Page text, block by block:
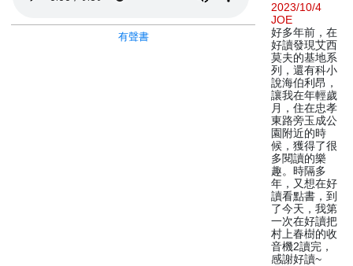
有聲書
2023/10/4
JOE
好多年前，在
好讀發現艾西
莫夫的基地系
列，還有科小
說海伯利昂，
讓我在年輕歲
月，住在忠孝
東路旁玉成公
園附近的時
候，獲得了很
多閱讀的樂
趣。時隔多
年，又想在好
讀看點書，到
了今天，我第
一次在好讀把
村上春樹的收
音機2讀完，
感謝好讀~